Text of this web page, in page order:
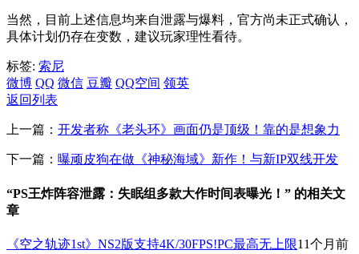
当然，目前上述信息均来自泄露与爆料，官方尚未正式确认，
具体计划仍存在变数，建议玩家理性看待。
标签: 索尼
微博 QQ 微信 豆瓣 QQ空间 领英
返回列表
上一篇： 开发者称《老头环》画面仍是顶级！靠的是想象力
下一篇： 曝顽皮狗在做《神秘海域》新作！与新IP双线开发
“PS王炸阵容泄露：失眠组多款大作时间表曝光！” 的相关文
章
《空之轨迹1st》NS2版支持4K/30FPS!PC最高无上限11个月前